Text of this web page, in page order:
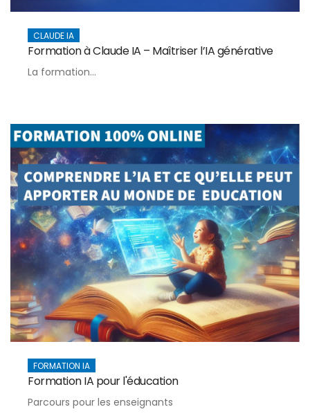
CLAUDE IA
Formation à Claude IA – Maîtriser l’IA générative
La formation...
FORMATION IA
Formation IA pour l'éducation
Parcours pour les enseignants